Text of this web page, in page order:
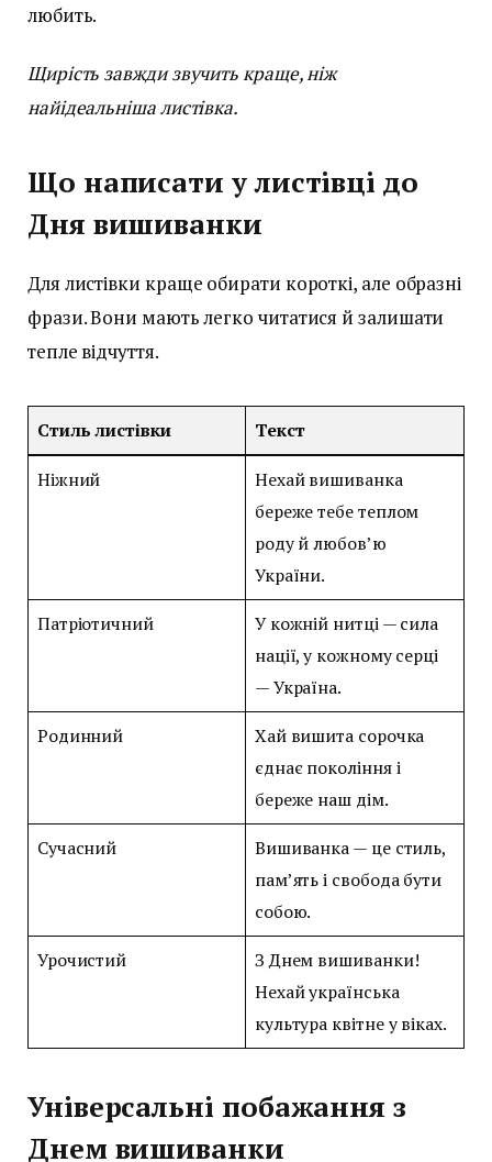
любить.
Щирість завжди звучить краще, ніж
найідеальніша листівка.
Що написати у листівці до
Дня вишиванки
Для листівки краще обирати короткі, але образні
фрази. Вони мають легко читатися й залишати
тепле відчуття.
Стиль листівки Текст
Ніжний
Нехай вишиванка
береже тебе теплом
роду й любов’ю
України.
Патріотичний
У кожній нитці — сила
нації, у кожному серці
— Україна.
Родинний
Хай вишита сорочка
єднає покоління і
береже наш дім.
Сучасний
Вишиванка — це стиль,
пам’ять і свобода бути
собою.
Урочистий
З Днем вишиванки!
Нехай українська
культура квітне у віках.
Універсальні побажання з
Днем вишиванки